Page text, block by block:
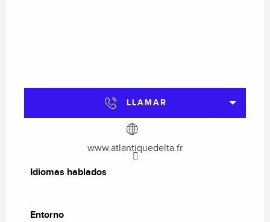
LLAMAR
www.atlantiquedelta.fr
Idiomas hablados
Idiomas hablados
Entorno
Entorno